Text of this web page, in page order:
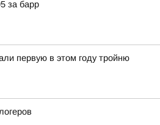
за барр
первую в этом году тройню